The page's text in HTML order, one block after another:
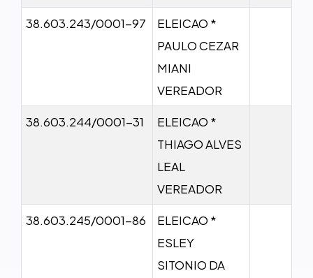
38.603.243/0001-97
ELEICAO *
PAULO CEZAR
MIANI
VEREADOR
38.603.244/0001-31
ELEICAO *
THIAGO ALVES
LEAL
VEREADOR
38.603.245/0001-86
ELEICAO *
ESLEY
SITONIO DA